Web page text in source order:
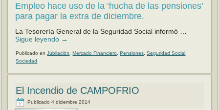
Empleo hace uso de la ‘hucha de las pensiones’
para pagar la extra de diciembre.
La Tesorería General de la Seguridad Social informó …
Sigue leyendo →
Publicado en Jubilación ,Mercado Financiero ,Pensiones ,Seguridad Social
Sociedad
El Incendio de CAMPOFRIO
Publicado 4 diciembre 2014